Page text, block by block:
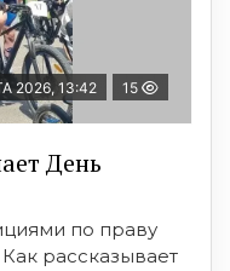
2026, 13:42 15
День
по праву
рассказывает